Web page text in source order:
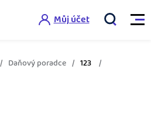
Můj účet
Daňový poradce
123